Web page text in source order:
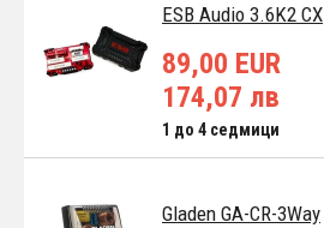
ESB Audio 3.6K2 CX
89,00 EUR
174,07 лв
1 до 4 седмици
Gladen GA-CR-3Way